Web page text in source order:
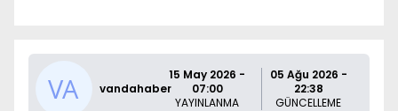
vandahaber
15 May 2026 -
07:00
YAYINLANMA
05 Ağu 2026 -
22:38
GÜNCELLEME